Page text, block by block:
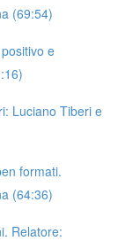
(69:54)
e
Luciano Tiberi e
formati.
(64:36)
Relatore: